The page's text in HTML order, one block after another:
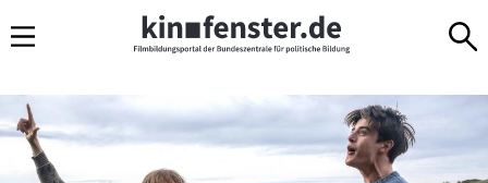
Navigation
zum
zur
am
Seitenende
D